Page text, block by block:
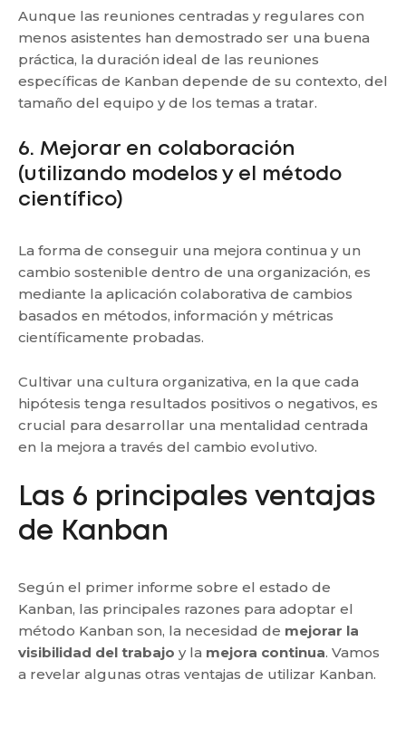
Aunque las reuniones centradas y regulares con
menos asistentes han demostrado ser una buena
práctica, la duración ideal de las reuniones
específicas de Kanban depende de su contexto, del
tamaño del equipo y de los temas a tratar.
6. Mejorar en colaboración
(utilizando modelos y el método
científico)
La forma de conseguir una mejora continua y un
cambio sostenible dentro de una organización, es
mediante la aplicación colaborativa de cambios
basados en métodos, información y métricas
científicamente probadas.
Cultivar una cultura organizativa, en la que cada
hipótesis tenga resultados positivos o negativos, es
crucial para desarrollar una mentalidad centrada
en la mejora a través del cambio evolutivo.
Las 6 principales ventajas
de Kanban
Según el primer informe sobre el estado de
Kanban, las principales razones para adoptar el
método Kanban son, la necesidad de mejorar la
visibilidad del trabajo y la mejora continua. Vamos
a revelar algunas otras ventajas de utilizar Kanban.